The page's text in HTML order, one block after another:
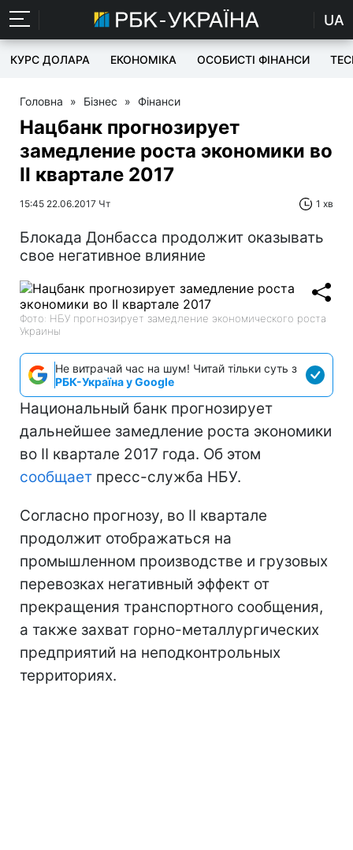
UA
КУРС ДОЛАРА ЕКОНОМІКА ОСОБИСТІ ФІНАНСИ
Головна » Бізнес » Фінанси
Нацбанк прогнозирует
замедление роста экономики во
II квартале 2017
15:45 22.06.2017 Чт 1 хв
Блокада Донбасса продолжит оказывать
свое негативное влияние
Фото: НБУ прогнозирует замедление экономического роста
Украины
Не витрачай час на шум! Читай тільки суть з
РБК-Україна у Google
Национальный банк прогнозирует
дальнейшее замедление роста экономики
во II квартале 2017 года. Об этом
сообщает пресс-служба НБУ.
Согласно прогнозу, во II квартале
продолжит отображаться на
промышленном производстве и грузовых
перевозках негативный эффект от
прекращения транспортного сообщения,
а также захват горно-металлургических
предприятий на неподконтрольных
территориях.